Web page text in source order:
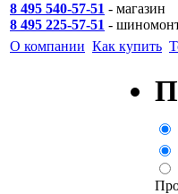
8 495 540-57-51 - магазин
8 495 225-57-51 -
О компании Как купить